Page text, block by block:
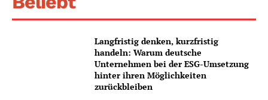
Langfristig denken, kurzfristig
handeln: Warum deutsche
Unternehmen bei der ESG-Umsetzung
hinter ihren Möglichkeiten
zurückbleiben